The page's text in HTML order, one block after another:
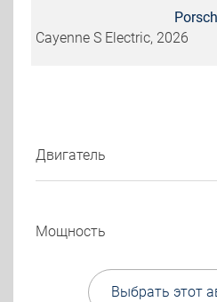
Cayenne S Electric, 2026
Двигатель
Мощность
Выбрать этот